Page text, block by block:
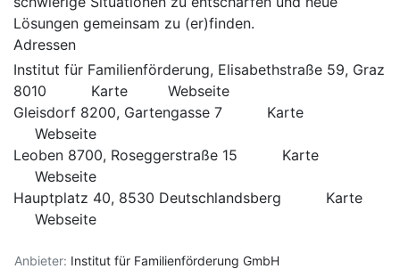
Lösungen gemeinsam zu (er)finden.
Adressen
Institut für Familienförderung, Elisabethstraße 59, Graz
8010
Karte
Webseite
Gleisdorf 8200, Gartengasse 7
Karte
Webseite
Leoben 8700, Roseggerstraße 15
Karte
Webseite
Hauptplatz 40, 8530 Deutschlandsberg
Karte
Webseite
Anbieter: Institut für Familienförderung GmbH